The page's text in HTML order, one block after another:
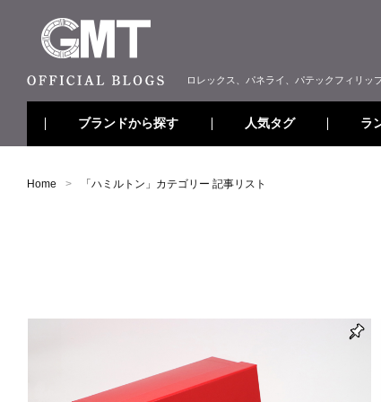
ロレックス、パネライ、パテックフィリッ
ブランドから探す 人気タグ ラ
Home 「 ハミルトン 」カテゴリー 記事リスト